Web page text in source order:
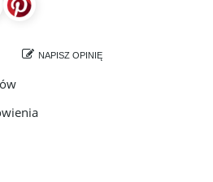
NAPISZ OPINIĘ